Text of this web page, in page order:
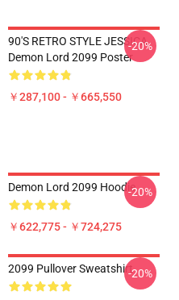
90'S RETRO STYLE JESSICA
Demon Lord 2099 Poster
￥287,100 - ￥665,550
-20%
Demon Lord 2099 Hoodie
￥622,775 - ￥724,275
-20%
2099 Pullover Sweatshirt-20%